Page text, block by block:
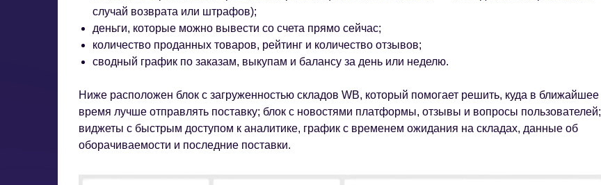
случай возврата или штрафов);
деньги, которые можно вывести со счета прямо сейчас;
количество проданных товаров, рейтинг и количество отзывов;
сводный график по заказам, выкупам и балансу за день или неделю.
Ниже расположен блок с загруженностью складов WB, который помогает решить, куда в ближайшее
время лучше отправлять поставку; блок с новостями платформы, отзывы и вопросы пользователей;
виджеты с быстрым доступом к аналитике, график с временем ожидания на складах, данные об
оборачиваемости и последние поставки.